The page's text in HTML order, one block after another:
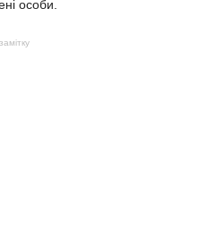
особи.